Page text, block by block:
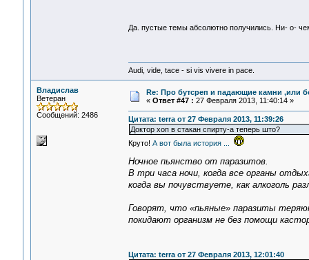
Да. пустые темы абсолютно получились. Ни- о-
Audi, vide, tace - si vis vivere in pace.
Владислав
Ветеран
Сообщений: 2486
Re: Про бутсреп и падающие камни ,или
« Ответ #47 : 27 Февраля 2013, 11:40:14 »
Цитата: terra от 27 Февраля 2013, 11:39:26
Доктор хоп в стакан спирту-а теперь што?
Круто! А вот была история ...
Ночное пьянство от паразитов.
В три часа ночи, когда все органы
когда вы почувствуете, как алкоголь
Говорят, что «пьяные» паразиты
покидают организм не без помощи
Цитата: terra от 27 Февраля 2013, 12:01:40